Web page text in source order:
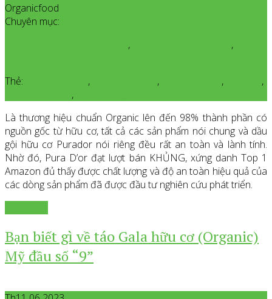
Organicfood
Chuyên mục:
, ,
Thẻ:
, , ,
,
,
Là thương hiệu chuẩn Organic lên đến 98% thành phần có
nguồn gốc từ hữu cơ, tất cả các sản phẩm nói chung và dầu
gội hữu cơ Purador nói riêng đều rất an toàn và lành tính.
Nhờ đó, Pura D’or đạt lượt bán KHỦNG, xứng danh Top 1
Amazon đủ thấy được chất lượng và độ an toàn hiệu quả của
các dòng sản phẩm đã được đầu tư nghiên cứu phát triển.
Bạn biết gì về táo Gala hữu cơ (Organic)
Mỹ đầu số “9”